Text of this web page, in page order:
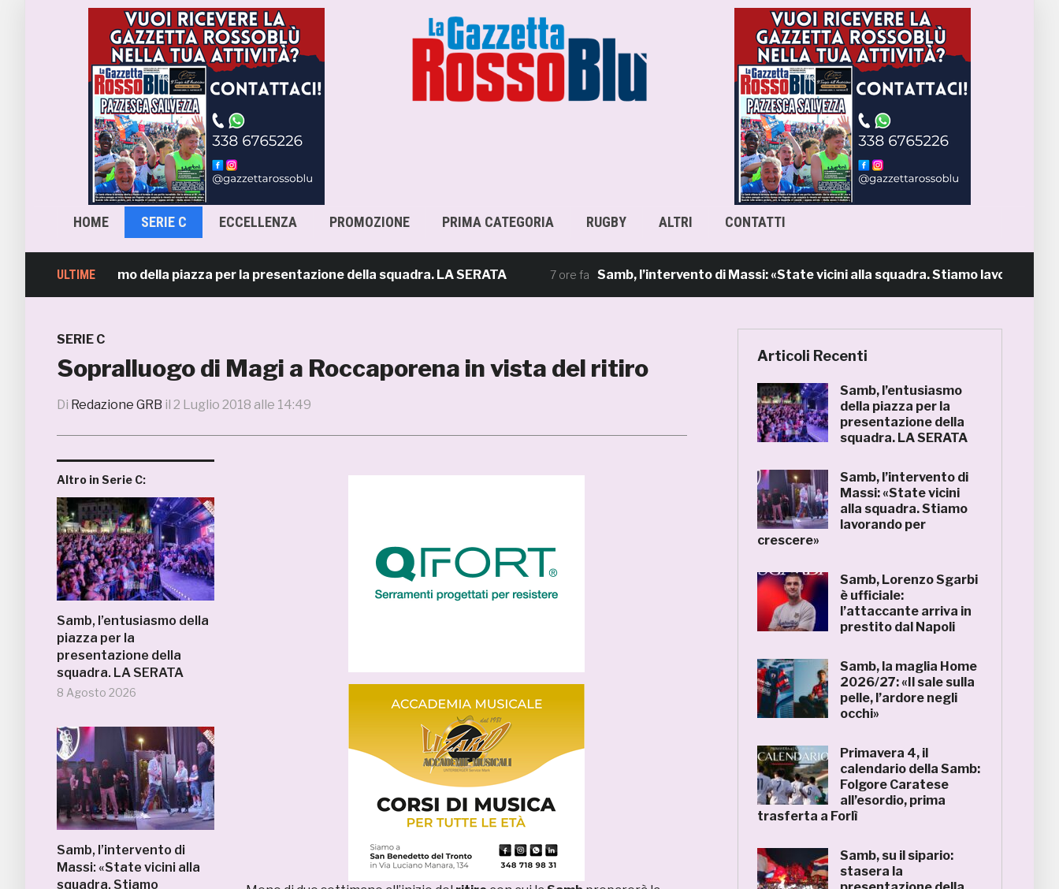
HOME SERIE C ECCELLENZA PROMOZIONE PRIMA CATEGORIA RUGBY ALTRI CONTATTI
ULTIME
l’entusiasmo della piazza per la presentazione della squadra. LA SERATA 7 ore fa Samb, l’intervento di Massi: «State vicini alla squadra. Stiamo lavorando per
SERIE C
Sopralluogo di Magi a Roccaporena in vista del ritiro
Di Redazione GRB il 2 Luglio 2018 alle 14:49
Altro in Serie C:
Samb, l’entusiasmo della
piazza per la
presentazione della
squadra. LA SERATA
8 Agosto 2026
Samb, l’intervento di
Massi: «State vicini alla
squadra. Stiamo
Articoli Recenti
Samb, l’entusiasmo
della piazza per la
presentazione della
squadra. LA SERATA
Samb, l’intervento di
Massi: «State vicini
alla squadra. Stiamo
lavorando per
crescere»
Samb, Lorenzo Sgarbi
è ufficiale:
l’attaccante arriva in
prestito dal Napoli
Samb, la maglia Home
2026/27: «Il sale sulla
pelle, l’ardore negli
occhi»
Primavera 4, il
calendario della Samb:
Folgore Caratese
all’esordio, prima
trasferta a Forlì
Samb, su il sipario:
stasera la